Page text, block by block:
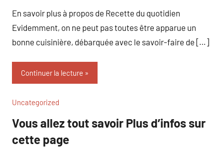
En savoir plus à propos de Recette du quotidien
Evidemment, on ne peut pas toutes être apparue un
bonne cuisinière, débarquée avec le savoir-faire de […]
Continuer la lecture
Uncategorized
Vous allez tout savoir Plus d’infos sur
cette page